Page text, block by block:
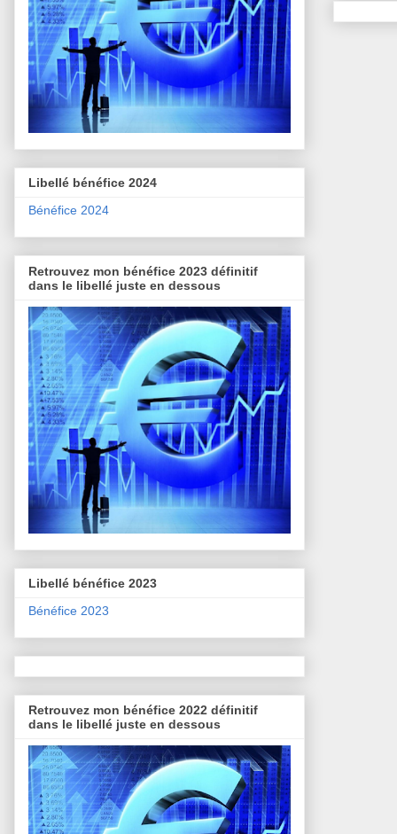
Libellé bénéfice 2024
Bénéfice 2024
Retrouvez mon bénéfice 2023 définitif
dans le libellé juste en dessous
Libellé bénéfice 2023
Bénéfice 2023
Retrouvez mon bénéfice 2022 définitif
dans le libellé juste en dessous